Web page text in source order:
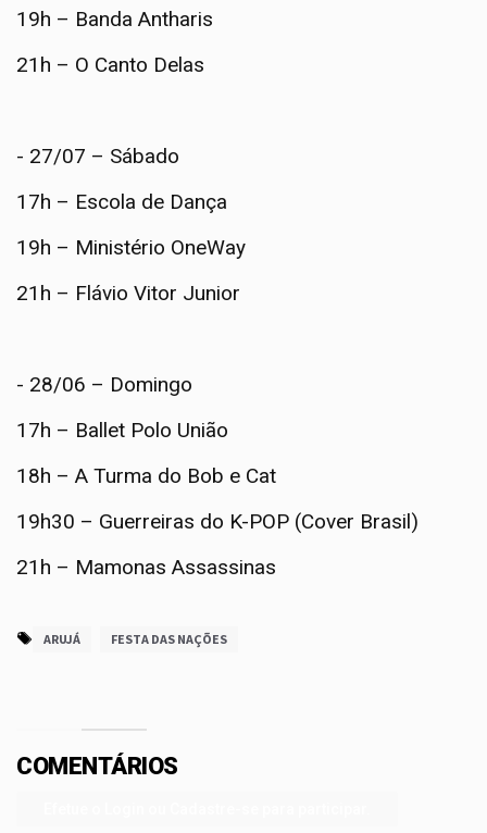
19h – Banda Antharis
21h – O Canto Delas
- 27/07 – Sábado
17h – Escola de Dança
19h – Ministério OneWay
21h – Flávio Vitor Junior
- 28/06 – Domingo
17h – Ballet Polo União
18h – A Turma do Bob e Cat
19h30 – Guerreiras do K-POP (Cover Brasil)
21h – Mamonas Assassinas
ARUJÁ FESTA DAS NAÇÕES
COMENTÁRIOS